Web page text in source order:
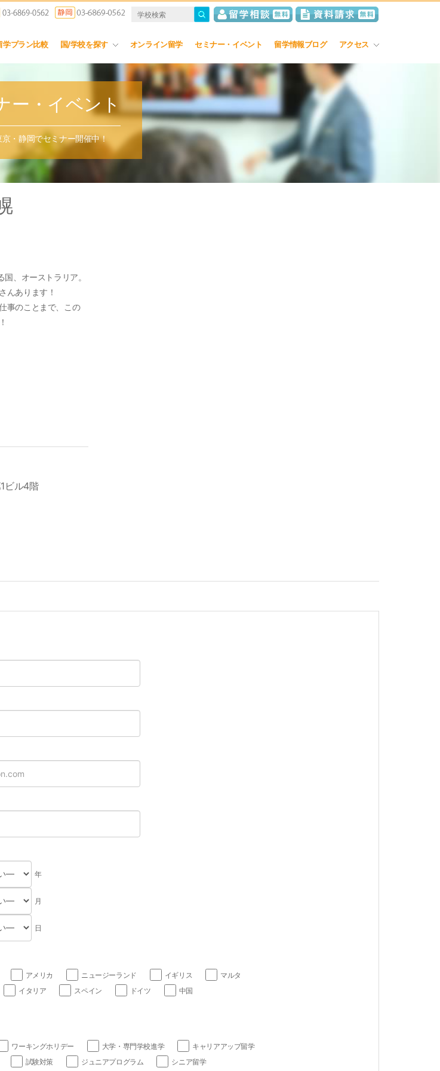
学プラン比較 国/学校を探す オンライン留学 セミナー・イベント 留学情報ブログ アクセス
ー・イベント
・静岡でセミナー開催中！
、オーストラリア。
んあります！
事のことまで、この
ビル4階
年
月
日
アメリカ ニュージーランド イギリス
マルタ
イタリア スペイン ドイツ
中国
ワーキングホリデー 大学・専門学校進学
キャリアアップ留学
試験対策 ジュニアプログラム シニア留学